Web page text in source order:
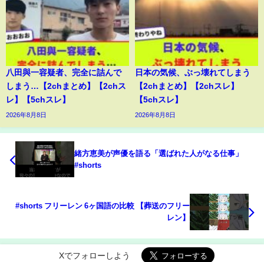
八田與一容疑者、完全に詰んで
しまう…【2chまとめ】【2chス
レ】【5chスレ】
2026年8月8日
日本の気候、ぶっ壊れてしまう
【2chまとめ】【2chスレ】
【5chスレ】
2026年8月8日
緒方恵美が声優を語る「選ばれた人がなる仕事」
#shorts
#shorts フリーレン 6ヶ国語の比較 【葬送のフリー
レン】
Xでフォローしよう